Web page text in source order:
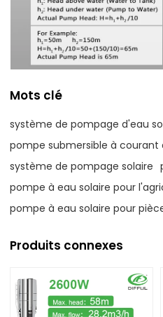
Mots clé
système de pompage d'eau
pompe submersible à courant
système de pompage solaire
pompe à eau solaire pour
pompe à eau solaire pour
Produits connexes